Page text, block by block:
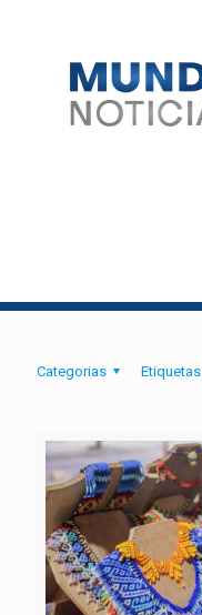
Categorias Etiquetas